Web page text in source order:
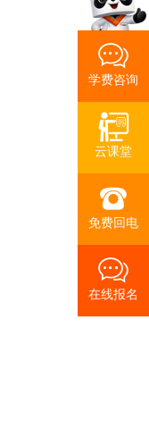
学费咨询
云课堂
免费回电
在线报名